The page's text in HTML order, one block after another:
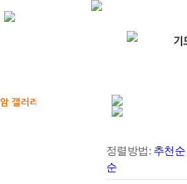
정렬방법: 추천순
순